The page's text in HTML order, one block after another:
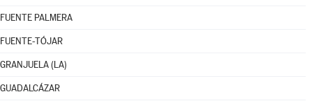
FUENTE PALMERA
FUENTE-TÓJAR
GRANJUELA (LA)
GUADALCÁZAR